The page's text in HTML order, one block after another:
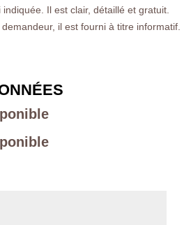
Il est clair, détaillé et gratuit.
il est fourni à titre informatif.